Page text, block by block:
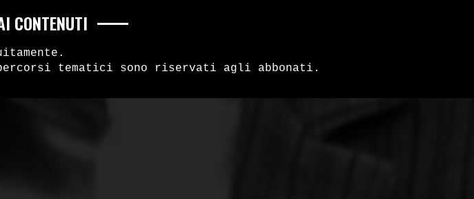
CONTENUTI
tematici sono riservati agli abbonati.